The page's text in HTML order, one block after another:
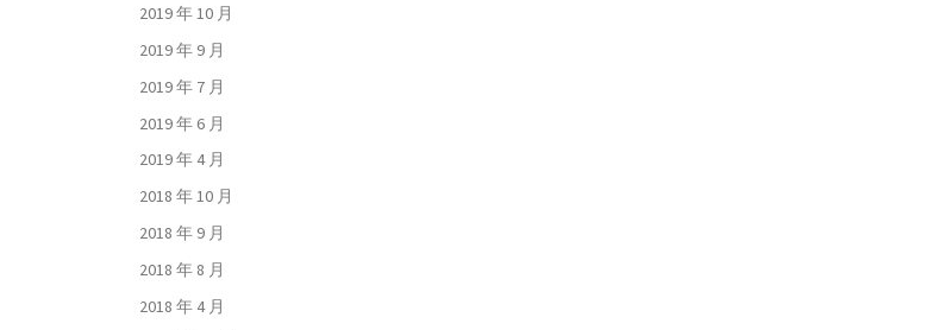
2019 年 10 月
2019 年 9 月
2019 年 7 月
2019 年 6 月
2019 年 4 月
2018 年 10 月
2018 年 9 月
2018 年 8 月
2018 年 4 月